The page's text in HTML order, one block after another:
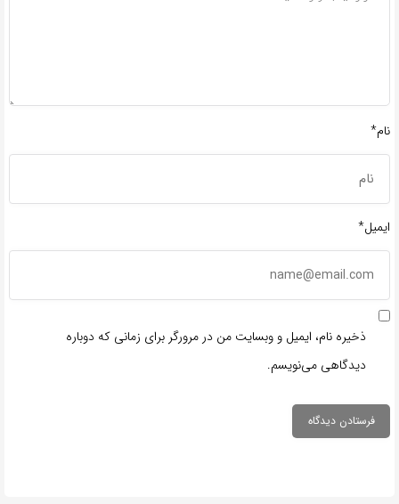
نام*
ایمیل*
ذخیره نام، ایمیل و وبسایت من در مرورگر برای زمانی که دوباره
دیدگاهی می‌نویسم.